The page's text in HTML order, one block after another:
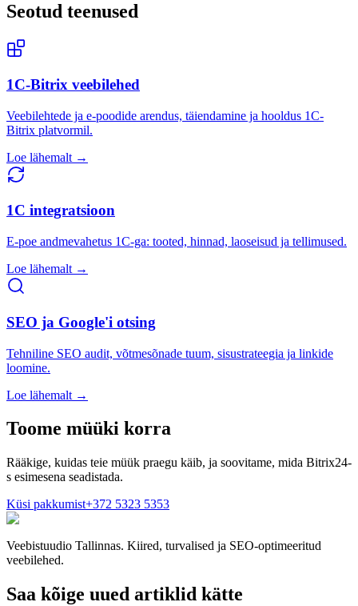
Seotud teenused
1C-Bitrix veebilehed
Veebilehtede ja e-poodide arendus, täiendamine ja hooldus 1C-
Bitrix platvormil.
Loe lähemalt →
1C integratsioon
E-poe andmevahetus 1C-ga: tooted, hinnad, laoseisud ja tellimused.
Loe lähemalt →
SEO ja Google'i otsing
Tehniline SEO audit, võtmesõnade tuum, sisustrateegia ja linkide
loomine.
Loe lähemalt →
Toome müüki korra
Rääkige, kuidas teie müük praegu käib, ja soovitame, mida Bitrix24-
s esimesena seadistada.
Küsi pakkumist+372 5323 5353
Veebistuudio Tallinnas. Kiired, turvalised ja SEO-optimeeritud
veebilehed.
Saa kõige uued artiklid kätte